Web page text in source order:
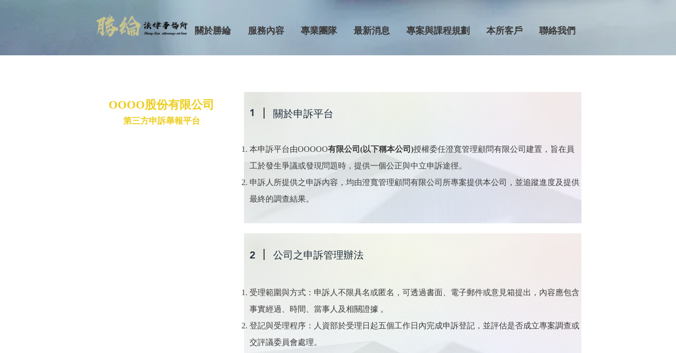
關於勝綸 服務內容 專業團隊 最新消息 專案與課程規劃 本所客戶 聯絡我們
OOOO股份有限公司
第三方申訴舉報平台
1 關於申訴平台
本申訴平台由OOOOO有限公司(以下稱本公司)授權委任澄寬管理顧問有限公司建置，旨在員
工於發生爭議或發現問題時，提供一個公正與中立申訴途徑。
​申訴人所提供之申訴內容，均由澄寬管理顧問有限公司所專案提供本公司，並追蹤進度及提供
最終的調查結果。
2 公司之申訴管理辦法
受理範圍與方式：申訴人不限具名或匿名，可透過書面、電子郵件或意見箱提出，內容應包含
事實經過、時間、當事人及相關證據 。
登記與受理程序：人資部於受理日起五個工作日內完成申訴登記，並評估是否成立專案調查或
交評議委員會處理。